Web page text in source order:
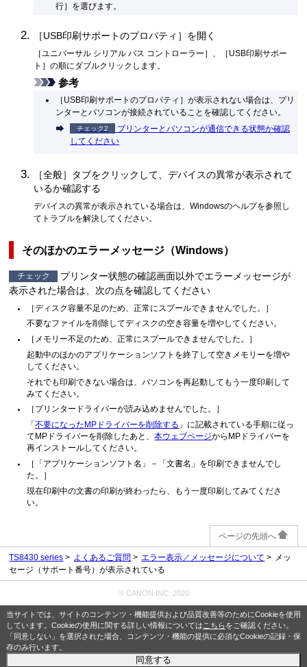
当サイトでは、サイトのコンテンツ・機能提供および品質改善等のためにCookieを使用
しています。Cookieの使用に関する詳しい情報については こちらをご確認ください。
「同意しない」を選択された場合、コンテンツ・機能の提供に必須なCookieの記録・保
存のみ行います。
同意する
行］を選びます。
［USB印刷サポートのプロパティ ］を開く
［ユニバーサル シリアル バス コントローラー ］、［ USB印刷サポー
ト ］の順にダブルクリックします。
参考
［ USB印刷サポートのプロパティ ］が表示されない場合は、プリ
ンターとパソコンが接続されていることを確認してください。
チェック2
プリンターとパソコンが通信できる状態か確認
してください
［全般］タブをクリックして、デバイスの異常が表示されて
いるか確認する
デバイスの異常が表示されている場合は、Windowsのヘルプを参照し
てトラブルを解決してください。
そのほかのエラーメッセージ（Windows）
チェック
プリンター状態の確認画面以外でエラーメッセージが
表示された場合は、次の点を確認してください
［ディスク容量不足のため、正常にスプールできませんでした。
］
不要なファイルを削除してディスクの空き容量を増やしてください。
［ メモリー不足のため、正常にスプールできませんでした。
］
起動中のほかのアプリケーションソフトを終了して空きメモリーを増や
してください。
それでも印刷できない場合は、パソコンを再起動してもう一度印刷して
みてください。
［ プリンタードライバーが読み込めませんでした。
］
「不要になったMPドライバーを削除する 」に記載されている手順に従っ
てMPドライバーを削除したあと、本ウェブページからMPドライバーを
再インストールしてください。
［
「アプリケーションソフト名」－「文書名」を印刷できませんでし
た。
］
現在印刷中の文書の印刷が終わったら、もう一度印刷してみてくださ
い。
ページの先頭へ
TS8430 series よくあるご質問 エラー表示／メッセージについて
メッ
セージ（サポート番号）が表示されている
© CANON INC. 2020